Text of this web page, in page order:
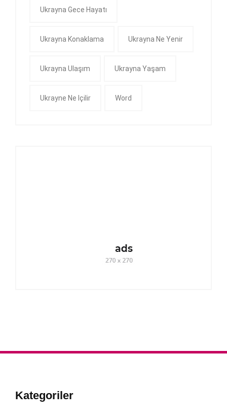
Ukrayna Gece Hayatı
Ukrayna Konaklama Ukrayna Ne Yenir
Ukrayna Ulaşım Ukrayna Yaşam
Ukrayne Ne Içilir Word
Kategoriler